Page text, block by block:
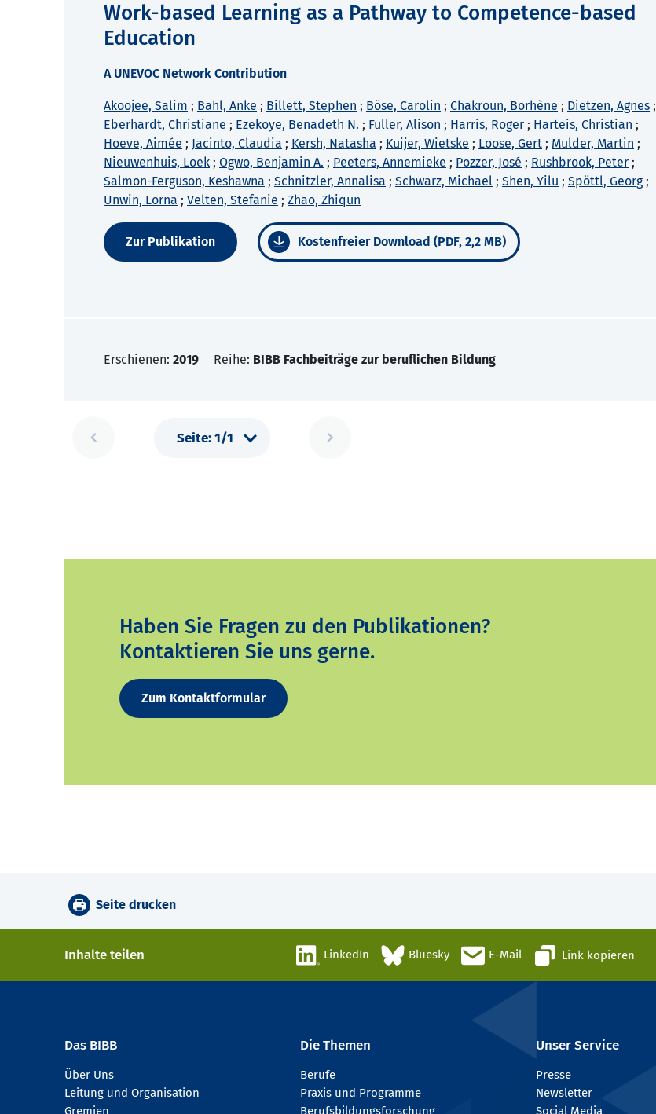
Work-based Learning as a Pathway to Competence-based
Education
A UNEVOC Network Contribution
Akoojee, Salim ; Bahl, Anke ; Billett, Stephen ; Böse, Carolin ; Chakroun, Borhène ; Dietzen, Agnes ;
Eberhardt, Christiane ; Ezekoye, Benadeth N. ; Fuller, Alison ; Harris, Roger ; Harteis, Christian ;
Hoeve, Aimée ; Jacinto, Claudia ; Kersh, Natasha ; Kuijer, Wietske ; Loose, Gert ; Mulder, Martin ;
Nieuwenhuis, Loek ; Ogwo, Benjamin A. ; Peeters, Annemieke ; Pozzer, José ; Rushbrook, Peter ;
Salmon-Ferguson, Keshawna ; Schnitzler, Annalisa ; Schwarz, Michael ; Shen, Yilu ; Spöttl, Georg;
Unwin, Lorna ; Velten, Stefanie ; Zhao, Zhiqun
Zur Publikation Kostenfreier Download (PDF, 2,2 MB)
Erschienen: 2019 Reihe: BIBB Fachbeiträge zur beruflichen Bildung
Haben Sie Fragen zu den Publikationen?
Kontaktieren Sie uns gerne.
Zum Kontaktformular
Seite drucken
Inhalte teilen LinkedIn Bluesky E-Mail Link kopieren
Das BIBB
Über Uns
Leitung und Organisation
Gremien
Die Themen
Berufe
Praxis und Programme
Berufsbildungsforschung
Unser Service
Presse
Newsletter
Social Media